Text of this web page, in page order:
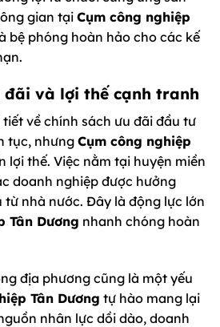
gian tại Cụm công nghiệp
bệ phóng hoàn hảo cho các kế
đãi và lợi thế cạnh tranh
về chính sách ưu đãi đầu tư
tục, nhưng Cụm công nghiệp
lợi thế. Việc nằm tại huyện miền
doanh nghiệp được hưởng
từ nhà nước. Đây là động lực lớn
Tân Dương nhanh chóng hoàn
địa phương cũng là một yếu
Tân Dương tự hào mang lại
nhân lực dồi dào, doanh